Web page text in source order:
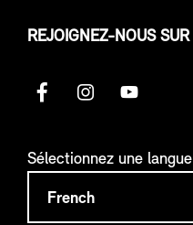
REJOIGNEZ-NOUS SUR
Sélectionnez une langue